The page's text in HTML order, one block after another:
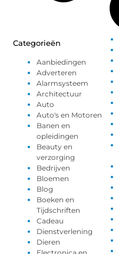
Categorieën
Aanbiedingen
Adverteren
Alarmsysteem
Architectuur
Auto
Auto's en Motoren
Banen en
opleidingen
Beauty en
verzorging
Bedrijven
Bloemen
Blog
Boeken en
Tijdschriften
Cadeau
Dienstverlening
Dieren